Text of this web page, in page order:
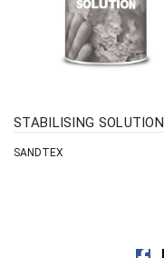
STABILISING SOLUTION
SANDTEX